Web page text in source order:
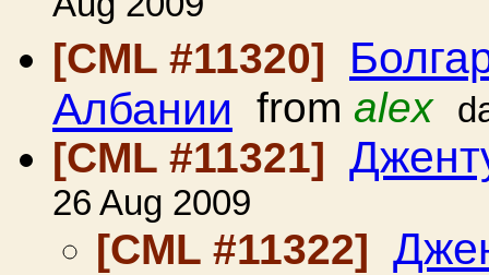
[CML #11320]
Албании from alex
[CML #11321]
26 Aug 2009
[CML #11322]